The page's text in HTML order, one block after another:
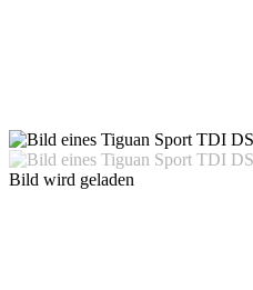
Bild wird geladen